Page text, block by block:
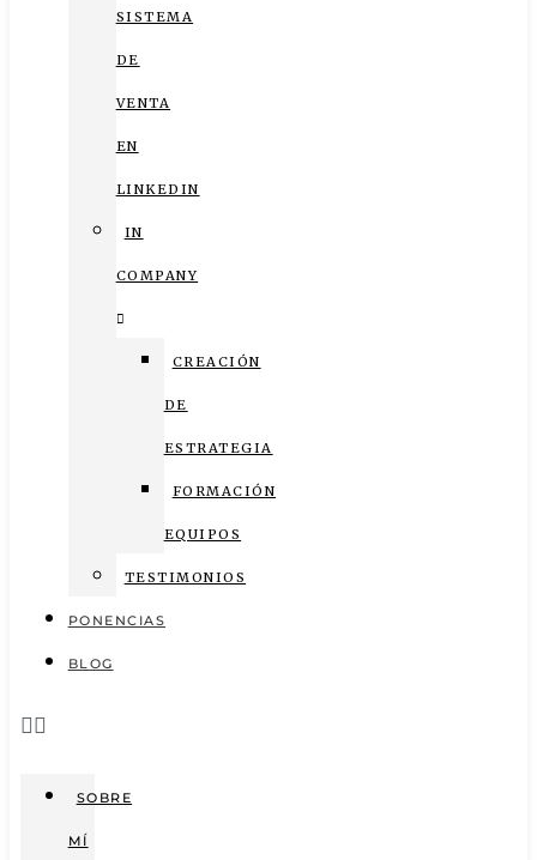
SISTEMA
DE
VENTA
EN
LINKEDIN
IN
COMPANY
CREACIÓN
DE
ESTRATEGIA
FORMACIÓN
EQUIPOS
TESTIMONIOS
PONENCIAS
BLOG
SOBRE
MÍ